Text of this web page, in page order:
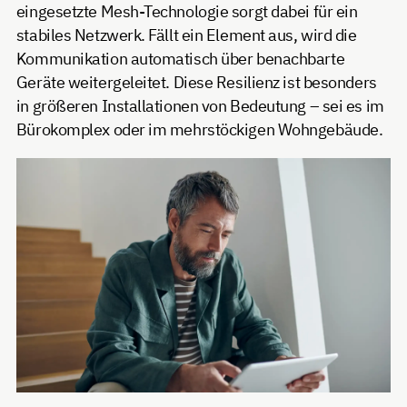
eingesetzte Mesh-Technologie sorgt dabei für ein
stabiles Netzwerk. Fällt ein Element aus, wird die
Kommunikation automatisch über benachbarte
Geräte weitergeleitet. Diese Resilienz ist besonders
in größeren Installationen von Bedeutung – sei es im
Bürokomplex oder im mehrstöckigen Wohngebäude.